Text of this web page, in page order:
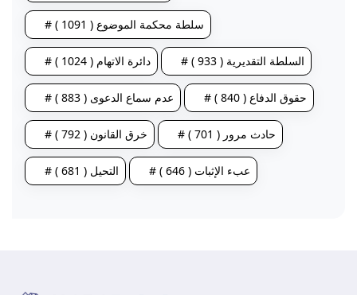
# سلطة محكمة الموضوع ( 1091 )
# دائرة الاتهام ( 1024 ) # السلطة التقديرية ( 933 )
# عدم سماع الدعوى ( 883 ) # حقوق الدفاع ( 840 )
# خرق القانون ( 792 ) # حادث مرور ( 701 )
# التحيل ( 681 ) # عبء الإثبات ( 646 )